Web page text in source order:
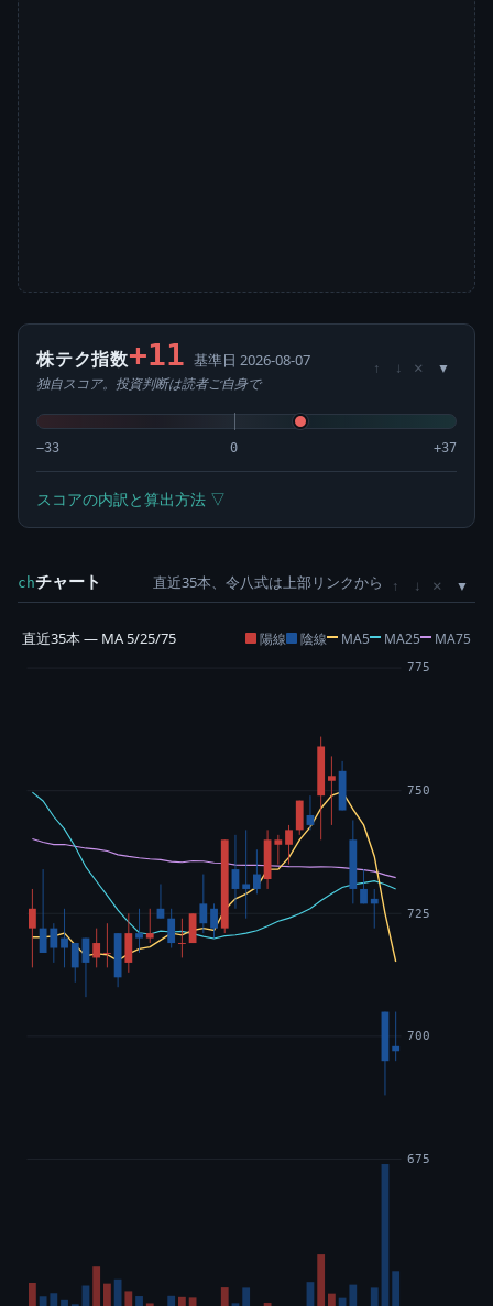
株テク指数+11 基準日 2026-08-07
独自スコア。投資判断は読者ご自身で
↑ ↓ ×
−33 0 +37
スコアの内訳と算出方法 ▽
chチャート 直近35本、令八式は上部リンクから ↑ ↓ ×
直近35本 — MA 5/25/75 陽線 陰線 MA5 MA25 MA75
675
700
725
750
775